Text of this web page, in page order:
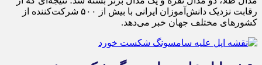
رقابت نزدیک دانش‌آموزان ایرانی با بیش از ۵۰۰ شرکت‌کننده از
کشورهای مختلف جهان خبر می‌دهد.